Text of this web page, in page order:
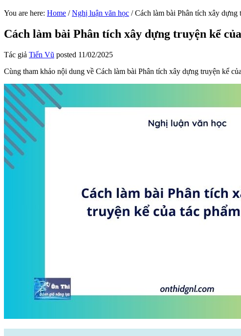
You are here: Home / Nghị luận văn học /Cách làm bài Phân tích xây dựng
Cách làm bài Phân tích xây dựng truyện kể
Tác giả Tiến Vũ posted 11/02/2025
Cùng tham khảo nội dung về Cách làm bài Phân tích xây dựng truyện kể